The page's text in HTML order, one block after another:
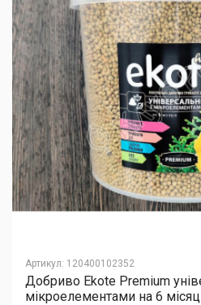
Артикул: 120400102352
Добриво Еkote Premium
мікроелементами на 6